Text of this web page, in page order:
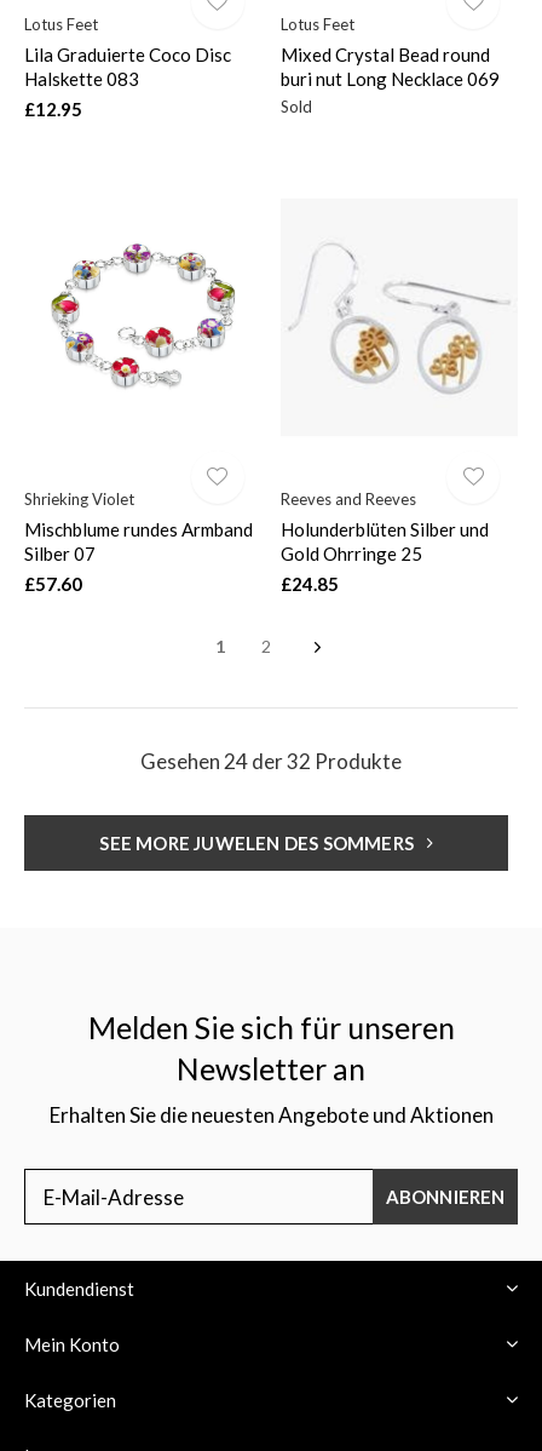
Lotus Feet
Lila Graduierte Coco Disc
Halskette 083
£12.95
Lotus Feet
Mixed Crystal Bead round
buri nut Long Necklace 069
Sold
Shrieking Violet
Mischblume rundes Armband
Silber 07
£57.60
Reeves and Reeves
Holunderblüten Silber und
Gold Ohrringe 25
£24.85
1 2
Gesehen 24 der 32 Produkte
SEE MORE JUWELEN DES SOMMERS
Melden Sie sich für unseren
Newsletter an
Erhalten Sie die neuesten Angebote und Aktionen
ABONNIEREN
Kundendienst
Mein Konto
Kategorien